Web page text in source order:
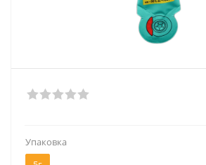
Упаковка